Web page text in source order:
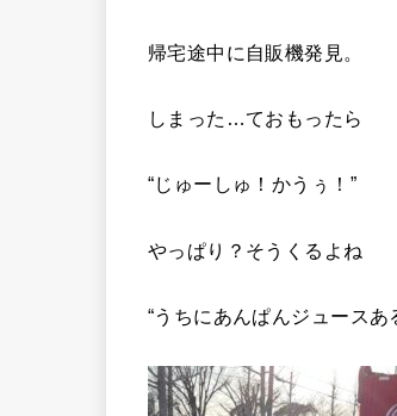
帰宅途中に自販機発見。
しまった…ておもったら
“じゅーしゅ！かうぅ！”
やっぱり？そうくるよね
“うちにあんぱんジュース